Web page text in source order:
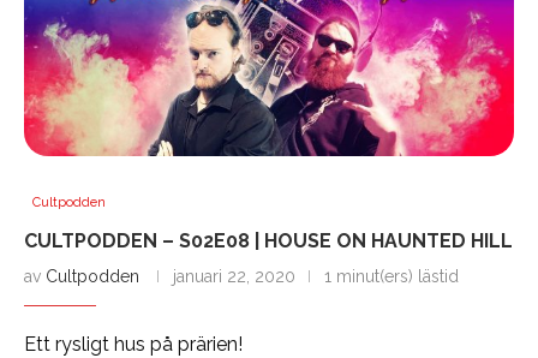
Cultpodden
CULTPODDEN – S02E08 | HOUSE ON HAUNTED HILL
av Cultpodden januari 22, 2020 1 minut(ers) lästid
Ett rysligt hus på prärien!